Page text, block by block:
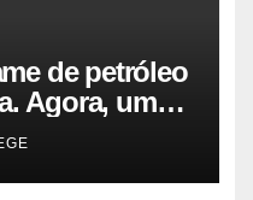
de petróleo
Agora, um
|